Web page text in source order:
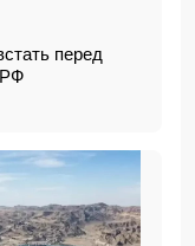
перед
РФ